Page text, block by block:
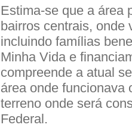
Estima-se que a área
bairros centrais, onde
incluindo famílias
Minha Vida e
compreende a atual
área onde funcionava
terreno onde será
Federal.